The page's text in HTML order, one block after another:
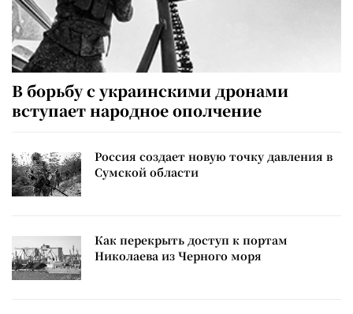
В борьбу с украинскими дронами
вступает народное ополчение
Россия создает новую точку давления в
Сумской области
Как перекрыть доступ к портам
Николаева из Черного моря